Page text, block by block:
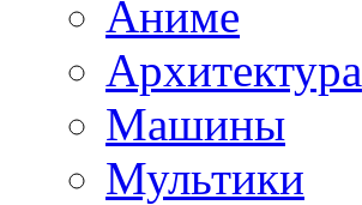
Аниме
Архитектура
Машины
Мультики